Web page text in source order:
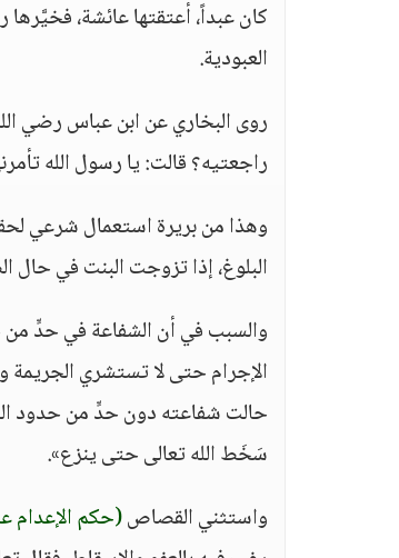
كان عبداً، أعتقتها عائشة،
العبودية.
روى البخاري عن ابن عباس رضي
راجعتيه؟ قالت: يا رسول الله
وهذا من بريرة استعمال شرعي
البلوغ، إذا تزوجت البنت في حال
والسبب في أن الشفاعة في حدٍّ من
الإجرام حتى لا تستشري الجريمة
حالت شفاعته دون حدٍّ من حدود
سَخَط الله تعالى حتى ينزع».
واستثني القصاص(حكم الإعدام